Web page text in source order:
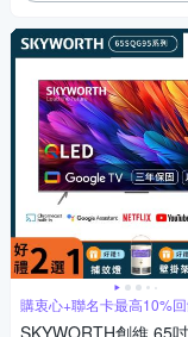
購衷心+聯名卡最高10%